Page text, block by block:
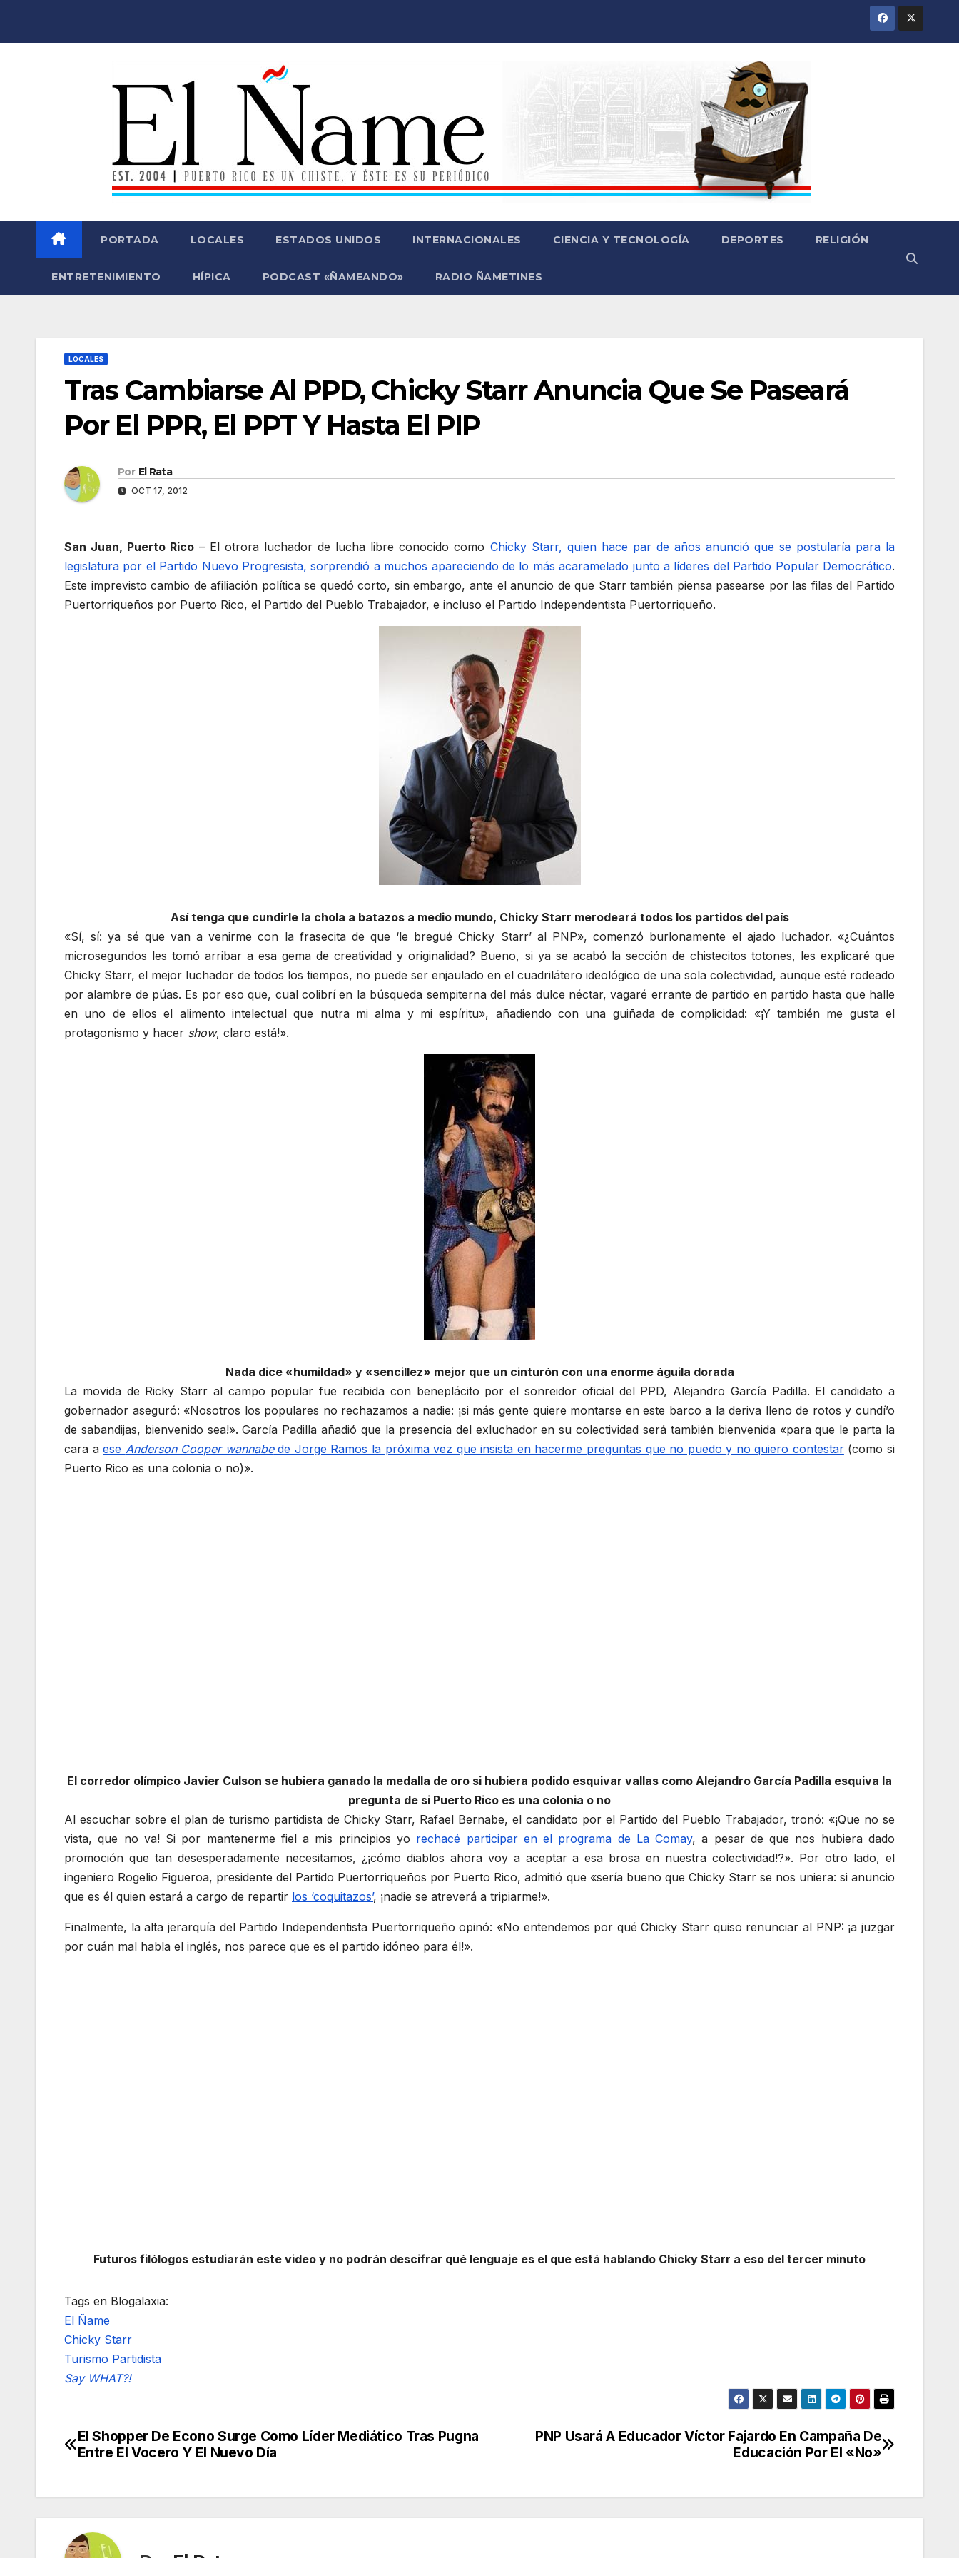
PORTADA LOCALES ESTADOS UNIDOS INTERNACIONALES CIENCIA Y TECNOLOGÍA DEPORTES RELIGIÓN
ENTRETENIMIENTO HÍPICA PODCAST «ÑAMEANDO» RADIO ÑAMETINES
LOCALES
Tras Cambiarse Al PPD, Chicky Starr Anuncia Que Se Paseará
Por El PPR, El PPT Y Hasta El PIP
Por El Rata
OCT 17, 2012
San Juan, Puerto Rico – El otrora luchador de lucha libre conocido como Chicky Starr, quien hace par de años anunció que se postularía para la
legislatura por el Partido Nuevo Progresista, sorprendió a muchos apareciendo de lo más acaramelado junto a líderes del Partido Popular Democrático.
Este imprevisto cambio de afiliación política se quedó corto, sin embargo, ante el anuncio de que Starr también piensa pasearse por las filas del Partido
Puertorriqueños por Puerto Rico, el Partido del Pueblo Trabajador, e incluso el Partido Independentista Puertorriqueño.
Así tenga que cundirle la chola a batazos a medio mundo, Chicky Starr merodeará todos los partidos del país
«Sí, sí: ya sé que van a venirme con la frasecita de que ‘le bregué Chicky Starr’ al PNP», comenzó burlonamente el ajado luchador. «¿Cuántos
microsegundos les tomó arribar a esa gema de creatividad y originalidad? Bueno, si ya se acabó la sección de chistecitos totones, les explicaré que
Chicky Starr, el mejor luchador de todos los tiempos, no puede ser enjaulado en el cuadrilátero ideológico de una sola colectividad, aunque esté rodeado
por alambre de púas. Es por eso que, cual colibrí en la búsqueda sempiterna del más dulce néctar, vagaré errante de partido en partido hasta que halle
en uno de ellos el alimento intelectual que nutra mi alma y mi espíritu», añadiendo con una guiñada de complicidad: «¡Y también me gusta el
protagonismo y hacer show, claro está!».
Nada dice «humildad» y «sencillez» mejor que un cinturón con una enorme águila dorada
La movida de Ricky Starr al campo popular fue recibida con beneplácito por el sonreidor oficial del PPD, Alejandro García Padilla. El candidato a
gobernador aseguró: «Nosotros los populares no rechazamos a nadie: ¡si más gente quiere montarse en este barco a la deriva lleno de rotos y cundí’o
de sabandijas, bienvenido sea!». García Padilla añadió que la presencia del exluchador en su colectividad será también bienvenida «para que le parta la
cara aese Anderson Cooper wannabede Jorge Ramos la próxima vez que insista en hacerme preguntas que no puedo y no quiero contestar(como si
Puerto Rico es una colonia o no)».
El corredor olímpico Javier Culson se hubiera ganado la medalla de oro si hubiera podido esquivar vallas como Alejandro García Padilla esquiva la
pregunta de si Puerto Rico es una colonia o no
Al escuchar sobre el plan de turismo partidista de Chicky Starr, Rafael Bernabe, el candidato por el Partido del Pueblo Trabajador, tronó: «¡Que no se
vista, que no va! Si por mantenerme fiel a mis principios yo rechacé participar en el programa de La Comay, a pesar de que nos hubiera dado
promoción que tan desesperadamente necesitamos, ¿¡cómo diablos ahora voy a aceptar a esa brosa en nuestra colectividad!?». Por otro lado, el
ingeniero Rogelio Figueroa, presidente del Partido Puertorriqueños por Puerto Rico, admitió que «sería bueno que Chicky Starr se nos uniera: si anuncio
que es él quien estará a cargo de repartir los ‘coquitazos’, ¡nadie se atreverá a tripiarme!».
Finalmente, la alta jerarquía del Partido Independentista Puertorriqueño opinó: «No entendemos por qué Chicky Starr quiso renunciar al PNP: ¡a juzgar
por cuán mal habla el inglés, nos parece que es el partido idóneo para él!».
Futuros filólogos estudiarán este video y no podrán descifrar qué lenguaje es el que está hablando Chicky Starr a eso del tercer minuto
Tags en Blogalaxia:
El Ñame
Chicky Starr
Turismo Partidista
Say WHAT?!
Navegación
entradas
PNP Usará A Educador Víctor Fajardo En Campaña De
Educación Por El «No»
El Shopper De Econo Surge Como Líder Mediático Tras Pugna
Entre El Vocero Y El Nuevo Día